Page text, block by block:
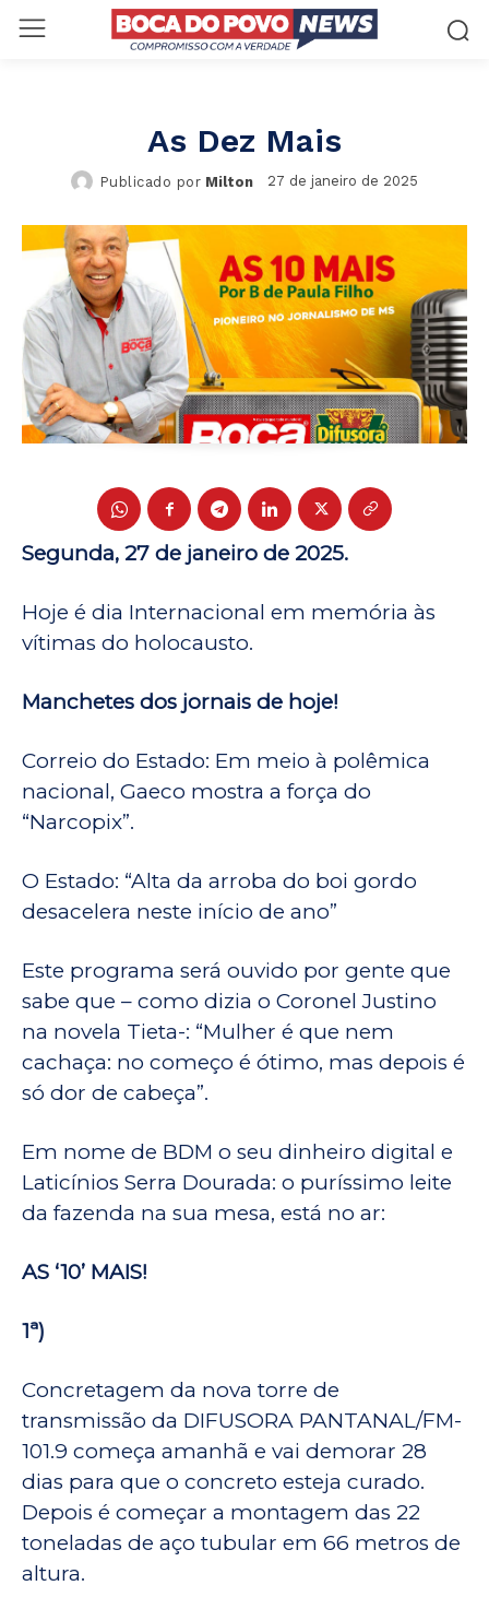
As Dez Mais
Publicado por Milton 27 de janeiro de 2025
Segunda, 27 de janeiro de 2025.
Hoje é dia Internacional em memória às
vítimas do holocausto.
Manchetes dos jornais de hoje!
Correio do Estado: Em meio à polêmica
nacional, Gaeco mostra a força do
“Narcopix”.
O Estado: “Alta da arroba do boi gordo
desacelera neste início de ano”
Este programa será ouvido por gente que
sabe que – como dizia o Coronel Justino
na novela Tieta-: “Mulher é que nem
cachaça: no começo é ótimo, mas depois é
só dor de cabeça”.
Em nome de BDM o seu dinheiro digital e
Laticínios Serra Dourada: o puríssimo leite
da fazenda na sua mesa, está no ar:
AS ‘10’ MAIS!
1ª)
Concretagem da nova torre de
transmissão da DIFUSORA PANTANAL/FM-
101.9 começa amanhã e vai demorar 28
dias para que o concreto esteja curado.
Depois é começar a montagem das 22
toneladas de aço tubular em 66 metros de
altura.